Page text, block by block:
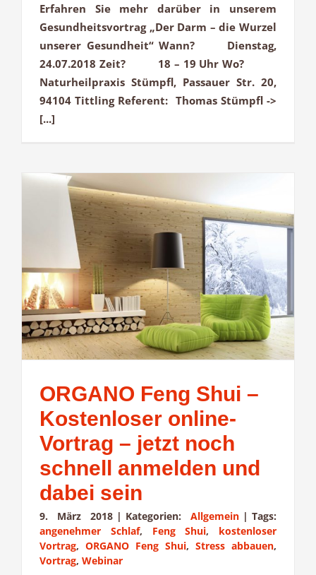
Erfahren Sie mehr darüber in unserem
Gesundheitsvortrag „Der Darm – die Wurzel
unserer Gesundheit“ Wann? Dienstag,
24.07.2018 Zeit? 18 – 19 Uhr Wo?
Naturheilpraxis Stümpfl, Passauer Str. 20,
94104 Tittling Referent: Thomas Stümpfl ->
[...]
ORGANO Feng Shui –
Kostenloser online-
Vortrag – jetzt noch
schnell anmelden und
dabei sein
9. März 2018 | Kategorien: Allgemein | Tags:
angenehmer Schlaf, Feng Shui, kostenloser
Vortrag, ORGANO Feng Shui, Stress abbauen,
Vortrag, Webinar